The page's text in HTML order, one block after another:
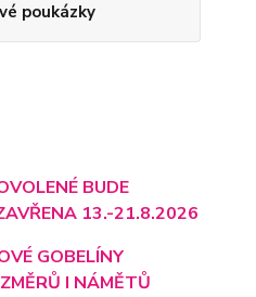
poukázky
BUDE
13.-21.8.2026
GOBELÍNY
I NÁMĚTŮ